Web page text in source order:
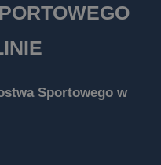
Sportowego w